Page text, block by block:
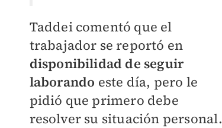
Taddei comentó que el
trabajador se reportó en
disponibilidad de seguir
laborando este día, pero le
pidió que primero debe
resolver su situación personal.